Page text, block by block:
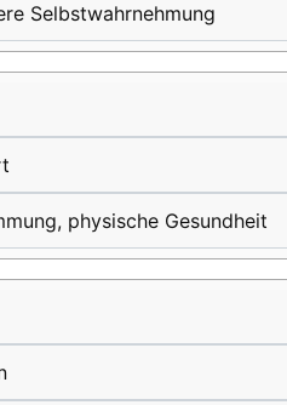
Selbstwahrnehmung
physische Gesundheit